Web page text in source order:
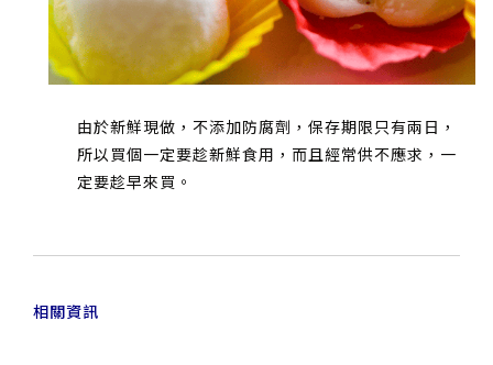
由於新鮮現做，不添加防腐劑，保存期限只有兩日，
所以買個一定要趁新鮮食用，而且經常供不應求，一
定要趁早來買。
相關資訊